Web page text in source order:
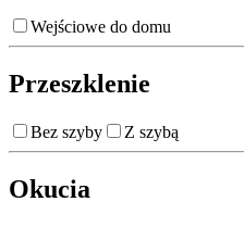
Wejściowe do domu
Przeszklenie
Bez szyby Z szybą
Okucia